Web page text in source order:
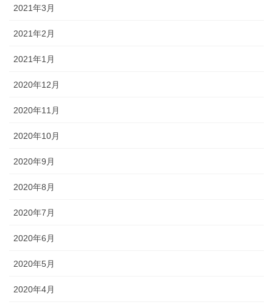
2021年3月
2021年2月
2021年1月
2020年12月
2020年11月
2020年10月
2020年9月
2020年8月
2020年7月
2020年6月
2020年5月
2020年4月